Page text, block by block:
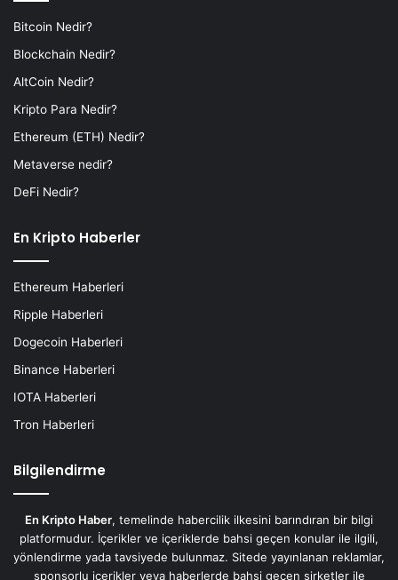
Bitcoin Nedir?
Blockchain Nedir?
AltCoin Nedir?
Kripto Para Nedir?
Ethereum (ETH) Nedir?
Metaverse nedir?
DeFi Nedir?
En Kripto Haberler
Ethereum Haberleri
Ripple Haberleri
Dogecoin Haberleri
Binance Haberleri
IOTA Haberleri
Tron Haberleri
Bilgilendirme
En Kripto Haber, temelinde habercilik ilkesini barındıran bir bilgi
platformudur. İçerikler ve içeriklerde bahsi geçen konular ile ilgili,
yönlendirme yada tavsiyede bulunmaz. Sitede yayınlanan reklamlar,
sponsorlu içerikler veya haberlerde bahsi geçen şirketler ile